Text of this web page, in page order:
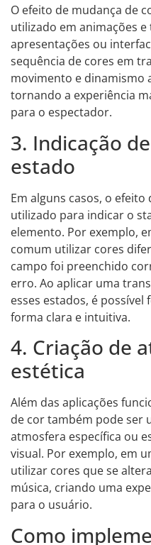
O efeito de mudança de
utilizado em animações
apresentações ou
sequência de cores em
movimento e dinamismo
tornando a experiência
para o espectador.
3. Indicação
estado
Em alguns casos, o
utilizado para indicar o
elemento. Por exemplo,
comum utilizar cores
campo foi preenchido
erro. Ao aplicar uma
esses estados, é
forma clara e intuitiva.
4. Criação de
estética
Além das aplicações
de cor também pode ser
atmosfera específica ou
visual. Por exemplo, em
utilizar cores que se
música, criando uma
para o usuário.
Como